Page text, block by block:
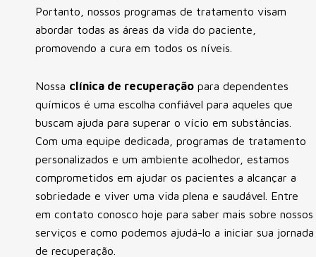
Portanto, nossos programas de tratamento visam
abordar todas as áreas da vida do paciente,
promovendo a cura em todos os níveis.
Nossa clínica de recuperação para dependentes
químicos é uma escolha confiável para aqueles que
buscam ajuda para superar o vício em substâncias.
Com uma equipe dedicada, programas de tratamento
personalizados e um ambiente acolhedor, estamos
comprometidos em ajudar os pacientes a alcançar a
sobriedade e viver uma vida plena e saudável. Entre
em contato conosco hoje para saber mais sobre nossos
serviços e como podemos ajudá-lo a iniciar sua jornada
de recuperação.